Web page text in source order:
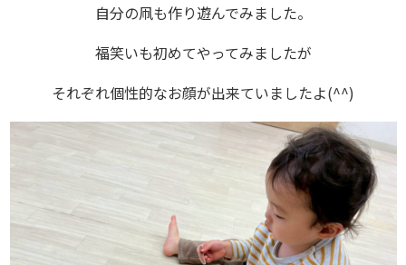
自分の凧も作り遊んでみました。
福笑いも初めてやってみましたが
それぞれ個性的なお顔が出来ていましたよ(^^)